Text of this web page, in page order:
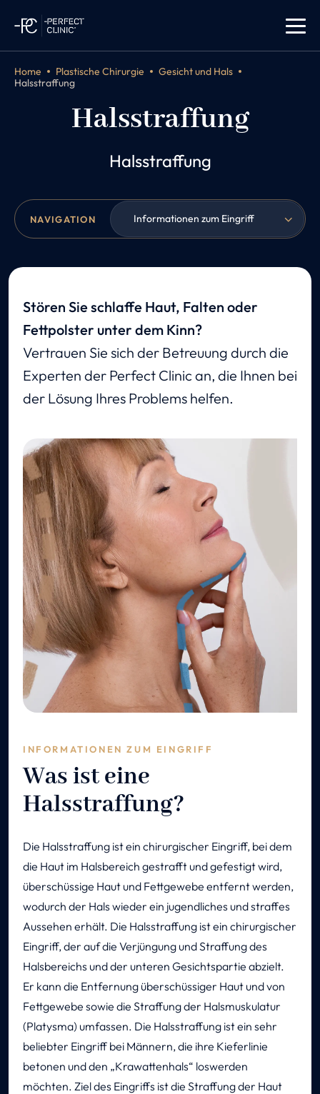
Home Plastische Chirurgie
Gesicht und Hals
Halsstraffung
Halsstraffung
Halsstraffung
NAVIGATION Informationen zum Eingriff
Stören Sie schlaffe Haut, Falten oder
Fettpolster unter dem Kinn?
Vertrauen Sie sich der Betreuung durch die
Experten der Perfect Clinic an, die Ihnen bei
der Lösung Ihres Problems helfen.
INFORMATIONEN ZUM EINGRIFF
Was ist eine
Halsstraffung?
Die Halsstraffung ist ein chirurgischer Eingriff, bei dem
die Haut im Halsbereich gestrafft und gefestigt wird,
überschüssige Haut und Fettgewebe entfernt werden,
wodurch der Hals wieder ein jugendliches und straffes
Aussehen erhält. Die Halsstraffung ist ein chirurgischer
Eingriff, der auf die Verjüngung und Straffung des
Halsbereichs und der unteren Gesichtspartie abzielt.
Er kann die Entfernung überschüssiger Haut und von
Fettgewebe sowie die Straffung der Halsmuskulatur
(Platysma) umfassen. Die Halsstraffung ist ein sehr
beliebter Eingriff bei Männern, die ihre Kieferlinie
betonen und den „Krawattenhals“ loswerden
möchten. Ziel des Eingriffs ist die Straffung der Haut